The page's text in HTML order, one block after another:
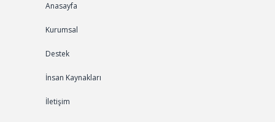
Anasayfa
Kurumsal
Destek
İnsan Kaynakları
İletişim